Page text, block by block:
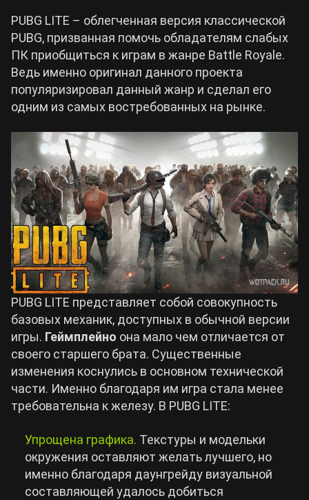
PUBG LITE – облегченная версия классической
PUBG, призванная помочь обладателям слабых
ПК приобщиться к играм в жанре Battle Royale.
Ведь именно оригинал данного проекта
популяризировал данный жанр и сделал его
одним из самых востребованных на рынке.
PUBG LITE представляет собой совокупность
базовых механик, доступных в обычной версии
игры. Геймплейно она мало чем отличается от
своего старшего брата. Существенные
изменения коснулись в основном технической
части. Именно благодаря им игра стала менее
требовательна к железу. В PUBG LITE:
Упрощена графика. Текстуры и модельки
окружения оставляют желать лучшего, но
именно благодаря даунгрейду визуальной
составляющей удалось добиться